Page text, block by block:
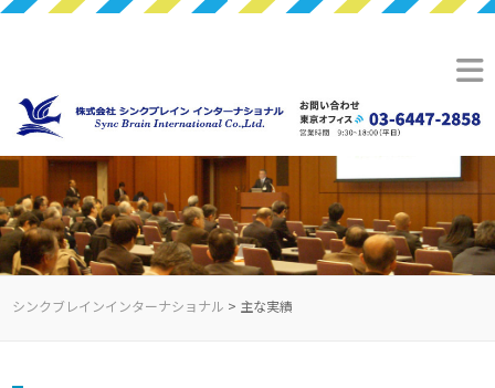
シンクブレインインターナショナル > 主な実績